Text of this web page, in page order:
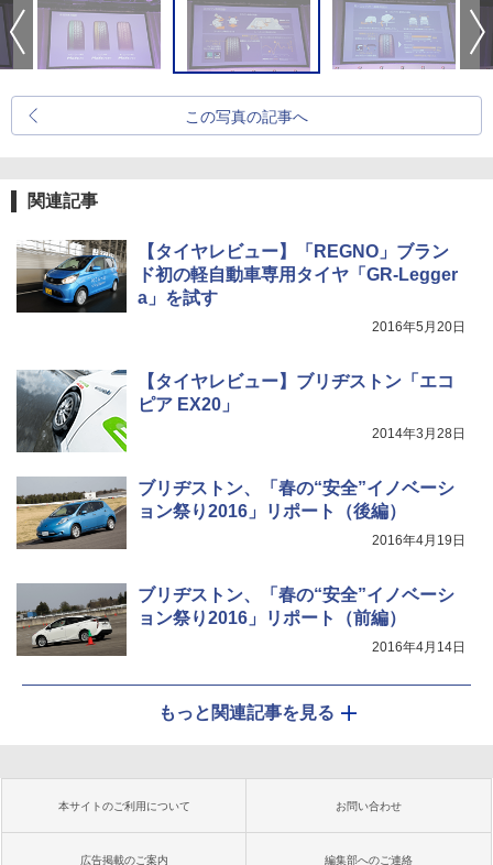
この写真の記事へ
関連記事
【タイヤレビュー】「REGNO」ブラン
ド初の軽自動車専用タイヤ「GR-Legger
a」を試す
2016年5月20日
【タイヤレビュー】ブリヂストン「エコ
ピア EX20」
2014年3月28日
ブリヂストン、「春の“安全”イノベーシ
ョン祭り2016」リポート（後編）
2016年4月19日
ブリヂストン、「春の“安全”イノベーシ
ョン祭り2016」リポート（前編）
2016年4月14日
もっと関連記事を見る
本サイトのご利用について お問い合わせ
広告掲載のご案内 編集部へのご連絡